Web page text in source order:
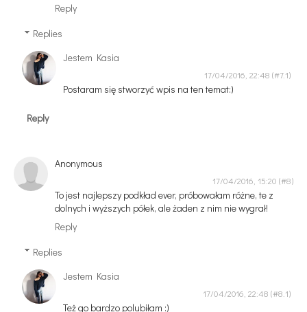
Reply
Replies
Jestem Kasia
17/04/2016, 22:48
Postaram się stworzyć wpis na ten temat:)
Reply
Anonymous
17/04/2016, 15:20
To jest najlepszy podkład ever, próbowałam różne, te z
dolnych i wyższych półek, ale żaden z nim nie wygrał!
Reply
Replies
Jestem Kasia
17/04/2016, 22:48
Też go bardzo polubiłam :)